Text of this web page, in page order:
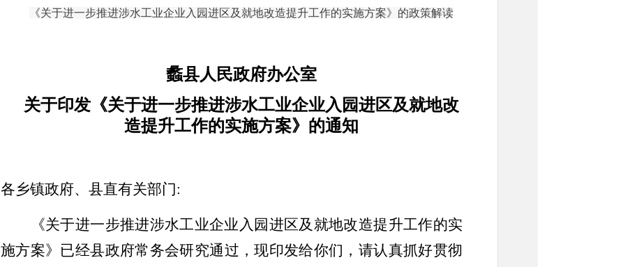
《关于进一步推进涉水工业企业入园进区及就地改造提升工作的实施方案》的政策解读
蠡县人民政府办公室
关于印发《关于进一步推进涉水工业企业入园进区及就地改
造提升工作的实施方案》的通知
各乡镇政府、县直有关部门:
《关于进一步推进涉水工业企业入园进区及就地改造提升工作的实
施方案》已经县政府常务会研究通过，现印发给你们，请认真抓好贯彻